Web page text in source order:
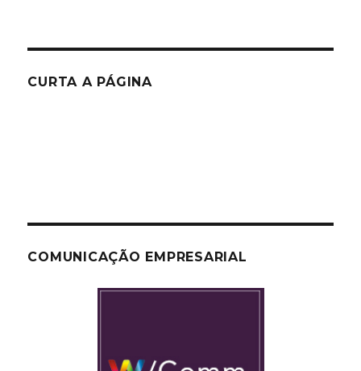
CURTA A PÁGINA
COMUNICAÇÃO EMPRESARIAL